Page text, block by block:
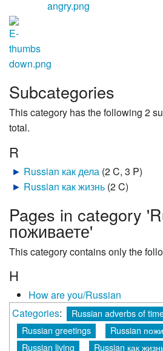
Subcategories
This category has the following 2
total.
R
► Russian как дела (2 C, 3 P)
► Russian как жизнь (2 C)
Pages in category
поживаете'
This category contains only the
H
How are you/Russian
Categories: Russian adverbs of
Russian greetings
Russian
Russian living
Russian как